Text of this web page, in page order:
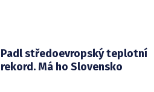
Padl středoevropský teplotní
rekord. Má ho Slovensko